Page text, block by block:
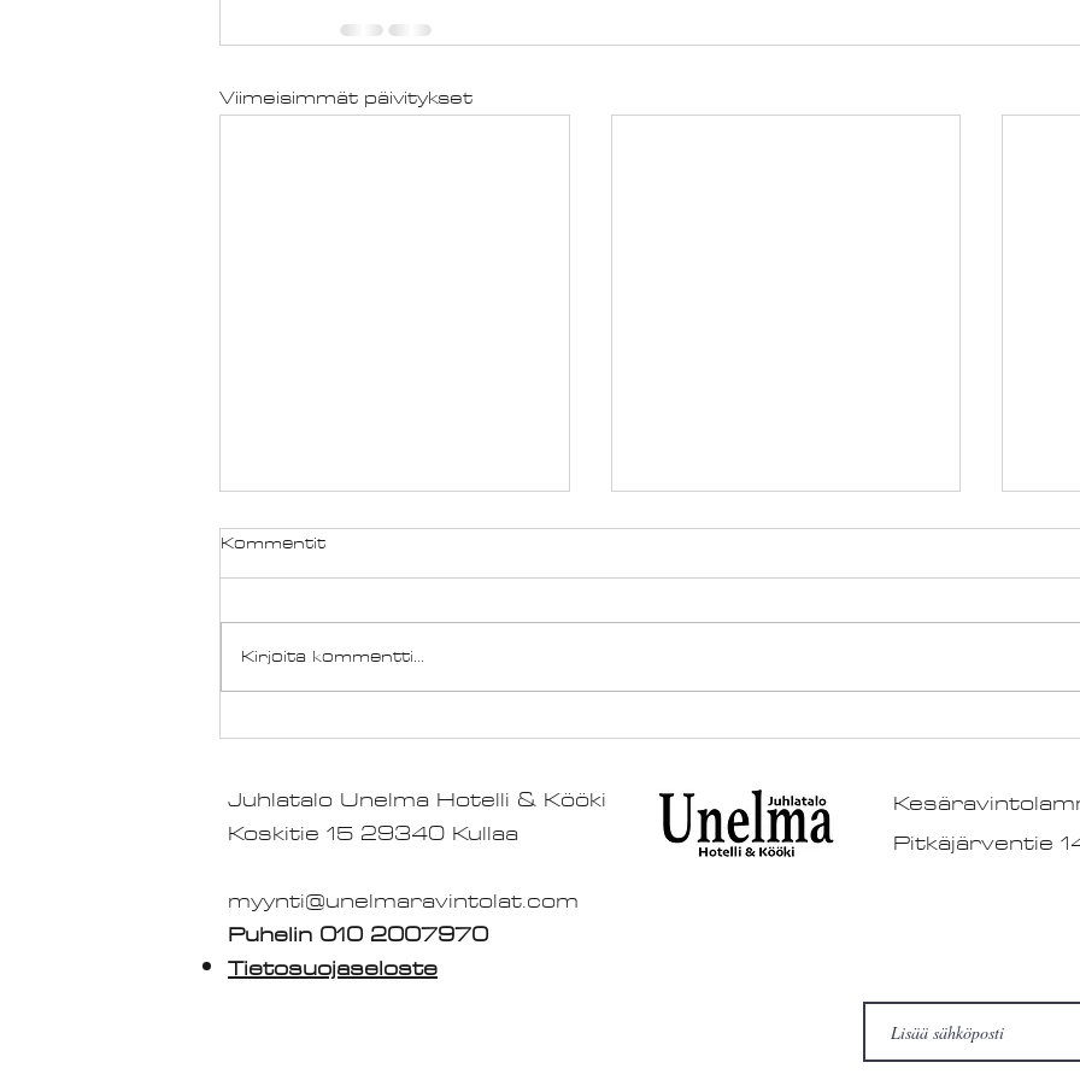
Viimeisimmät päivitykset
Tervetuloa! Nyt meillä on
Unelman kevään
Kommentit
Kirjoita kommentti...
Juhlatalo Unelma Hotelli & Kööki
Koskitie 15 29340 Kullaa
myynti@unelmaravintolat.com
Puhelin 010 2007970​​​
Tietosuojaseloste
Pitkäjärventie